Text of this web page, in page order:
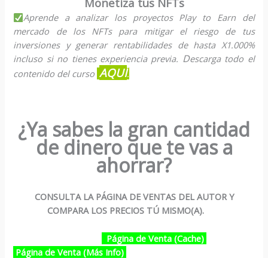
Aprende a analizar los proyectos Play to Earn del
mercado de los NFTs para mitigar el riesgo de tus
inversiones y generar rentabilidades de hasta X1.000%
incluso si no tienes experiencia previa. Descarga todo el
contenido del curso AQUÍ.
¿Ya sabes la gran cantidad
de dinero que te vas a
ahorrar?
CONSULTA LA PÁGINA DE VENTAS DEL AUTOR Y
COMPARA LOS PRECIOS TÚ MISMO(A).
Página de Venta (Cache)
Página de Venta (Más Info)